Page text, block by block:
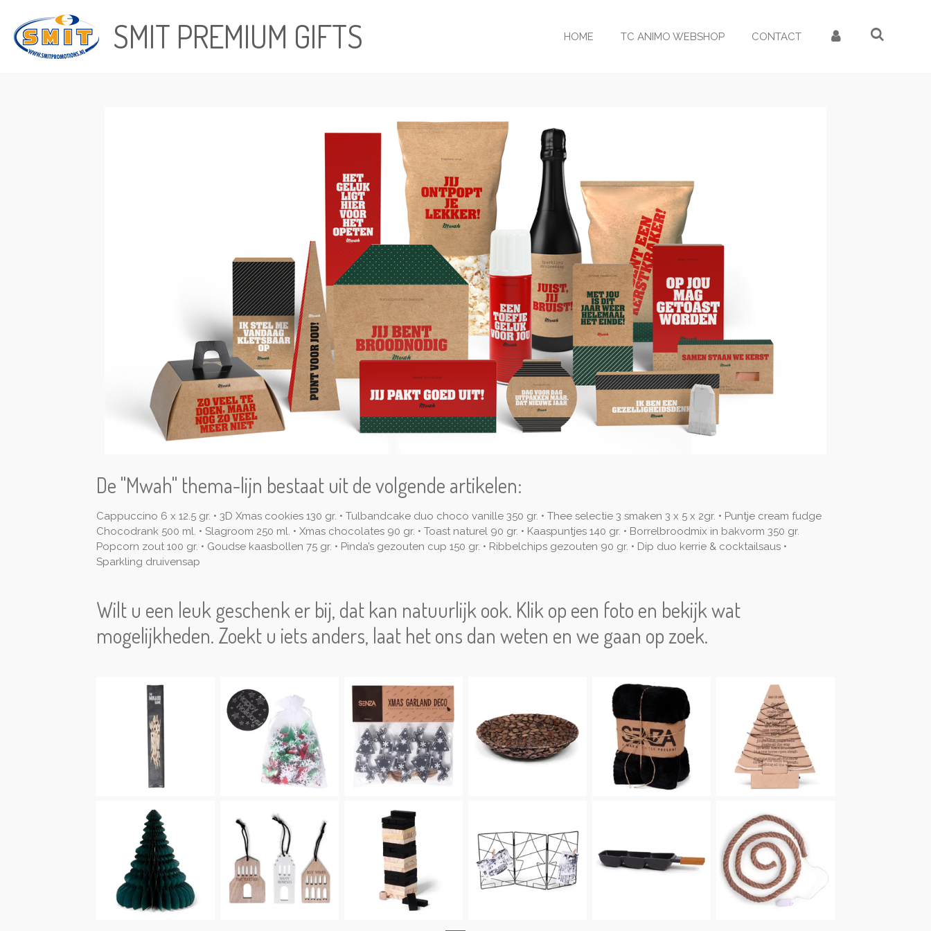
direct
naar
SMIT PREMIUM GIFTS HOME TC ANIMO WEBSHOP CONTACT
De "Mwah" thema-lijn bestaat uit de volgende artikelen:
Cappuccino 6 x 12.5 gr. • 3D Xmas cookies 130 gr. • Tulbandcake duo choco vanille 350 gr. • Thee selectie 3 smaken 3 x 5 x 2gr. • Puntje cream fudge
Chocodrank 500 ml. • Slagroom 250 ml. • Xmas chocolates 90 gr. • Toast naturel 90 gr. • Kaaspuntjes 140 gr. • Borrelbroodmix in bakvorm 350 gr.
Popcorn zout 100 gr. • Goudse kaasbollen 75 gr. • Pinda’s gezouten cup 150 gr. • Ribbelchips gezouten 90 gr. • Dip duo kerrie & cocktailsaus •
Sparkling druivensap
Wilt u een leuk geschenk er bij, dat kan natuurlijk ook. Klik op een foto en bekijk wat
mogelijkheden. Zoekt u iets anders, laat het ons dan weten en we gaan op zoek.